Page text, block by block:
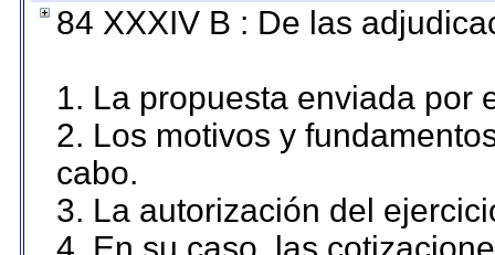
84 XXXIV B : De las
1. La propuesta enviada por
2. Los motivos y
cabo.
3. La autorización del